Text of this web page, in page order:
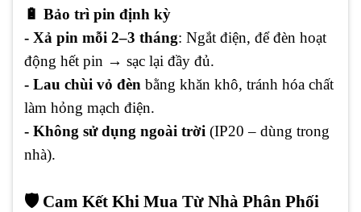
🔋 Bảo trì pin định kỳ
- Xả pin mỗi 2–3 tháng: Ngắt điện, để đèn hoạt
động hết pin → sạc lại đầy đủ.
- Lau chùi vỏ đèn bằng khăn khô, tránh hóa chất
làm hỏng mạch điện.
- Không sử dụng ngoài trời (IP20 – dùng trong
nhà).
🛡️ Cam Kết Khi Mua Từ Nhà Phân Phối